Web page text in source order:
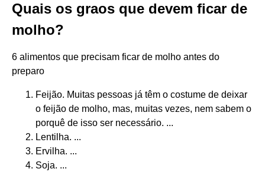
Quais os graos que devem ficar de
molho?
6 alimentos que precisam ficar de molho antes do
preparo
Feijão. Muitas pessoas já têm o costume de deixar
o feijão de molho, mas, muitas vezes, nem sabem o
porquê de isso ser necessário. ...
Lentilha. ...
Ervilha. ...
Soja. ...